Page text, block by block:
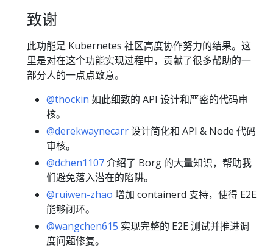
致谢
此功能是 Kubernetes 社区高度协作努力的结果。这
里是对在这个功能实现过程中，贡献了很多帮助的一
部分人的一点点致意。
@thockin 如此细致的 API 设计和严密的代码审
核。
@derekwaynecarr设计简化和 API & Node 代码
审核。
@dchen1107介绍了 Borg 的大量知识，帮助我
们避免落入潜在的陷阱。
@ruiwen-zhao 增加 containerd 支持，使得 E2E
能够闭环。
@wangchen615 实现完整的 E2E 测试并推进调
度问题修复。